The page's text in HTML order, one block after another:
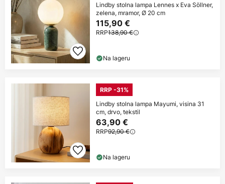
Lindby stolna lampa Lennes x Eva Söllner,
zelena, mramor, Ø 20 cm
115,90 €
RRP138,90 €
Na lageru
RRP -31%
Lindby stolna lampa Mayumi, visina 31
cm, drvo, tekstil
63,90 €
RRP92,90 €
Na lageru